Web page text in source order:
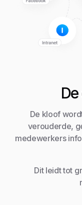
De kloof
verouderde,
medewerkers
Dit leidt tot